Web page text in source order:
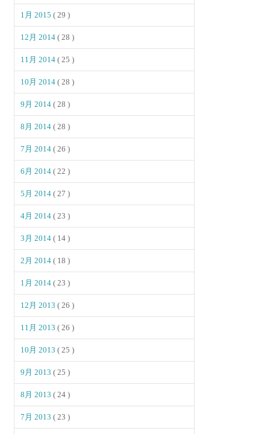
1月 2015( 29 )
12月 2014( 28 )
11月 2014( 25 )
10月 2014( 28 )
9月 2014( 28 )
8月 2014( 28 )
7月 2014( 26 )
6月 2014( 22 )
5月 2014( 27 )
4月 2014( 23 )
3月 2014( 14 )
2月 2014( 18 )
1月 2014( 23 )
12月 2013( 26 )
11月 2013( 26 )
10月 2013( 25 )
9月 2013( 25 )
8月 2013( 24 )
7月 2013( 23 )